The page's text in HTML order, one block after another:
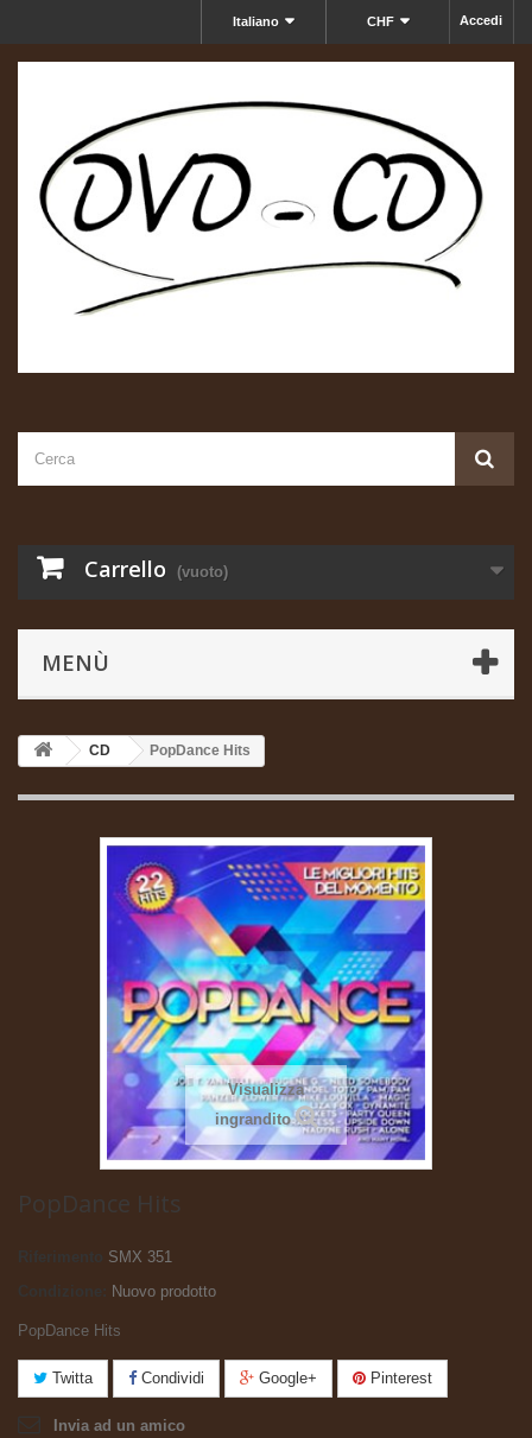
Accedi
CHF
Italiano
Carrello (vuoto)
MENÙ
CD PopDance Hits
Visualizza
ingrandito
PopDance Hits
Riferimento
SMX 351
Nuovo prodotto
PopDance Hits
Twitta Condividi Google+ Pinterest
Invia ad un amico